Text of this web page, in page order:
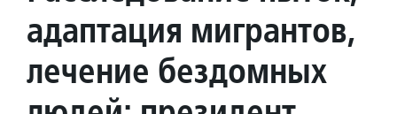
адаптация мигрантов,
лечение бездомных